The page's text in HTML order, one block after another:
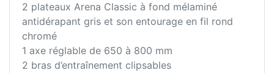
2 plateaux Arena Classic à fond mélaminé
antidérapant gris et son entourage en fil rond
chromé
1 axe réglable de 650 à 800 mm
2 bras d’entraînement clipsables